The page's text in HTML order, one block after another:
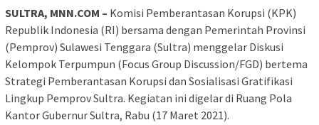
SULTRA, MNN.COM – Komisi Pemberantasan Korupsi (KPK)
Republik Indonesia (RI) bersama dengan Pemerintah Provinsi
(Pemprov) Sulawesi Tenggara (Sultra) menggelar Diskusi
Kelompok Terpumpun (Focus Group Discussion/FGD) bertema
Strategi Pemberantasan Korupsi dan Sosialisasi Gratifikasi
Lingkup Pemprov Sultra. Kegiatan ini digelar di Ruang Pola
Kantor Gubernur Sultra, Rabu (17 Maret 2021).